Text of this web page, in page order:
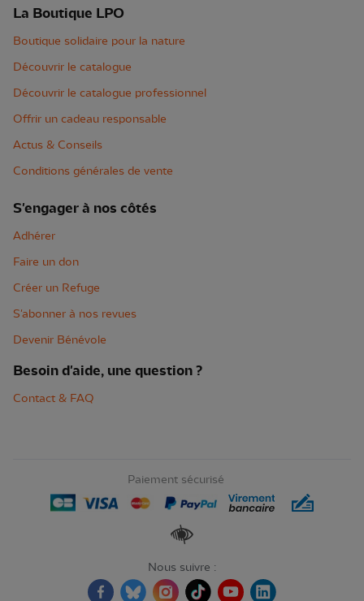
La Boutique LPO
Boutique solidaire pour la nature
Découvrir le catalogue
Découvrir le catalogue professionnel
Offrir un cadeau responsable
Actus & Conseils
Conditions générales de vente
S'engager à nos côtés
Adhérer
Faire un don
Créer un Refuge
S'abonner à nos revues
Devenir Bénévole
Besoin d'aide, une question ?
Contact & FAQ
Paiement sécurisé
Renforcer les contrastes
Nous suivre :